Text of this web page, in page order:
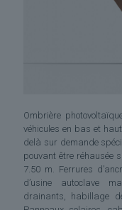
Ombrière
véhicules en bas et
delà sur demande
pouvant être réhausée
7.50 m. Ferrures
d’usine autoclave
drainants, habillage